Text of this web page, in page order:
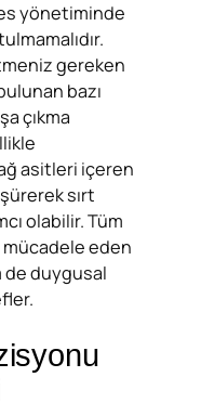
yönetiminde
gereken
bazı
çıkma
asitleri içeren
sırt
olabilir. Tüm
mücadele eden
duygusal